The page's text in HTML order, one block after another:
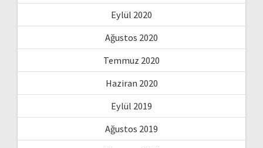
Eylül 2020
Ağustos 2020
Temmuz 2020
Haziran 2020
Eylül 2019
Ağustos 2019